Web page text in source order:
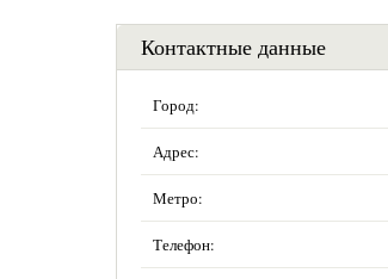
Контактные данные
Город:
Адрес:
Метро:
Телефон: